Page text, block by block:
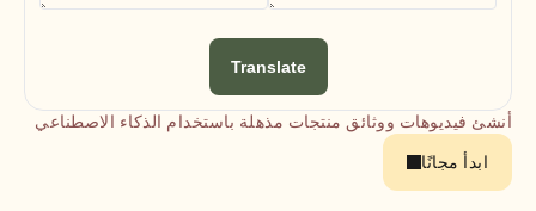
أنشئ فيديوهات ووثائق منتجات مذهلة باستخدام الذكاء الاصطناعي
ابدأ مجانًا
Translate
التسعير
الوظائف